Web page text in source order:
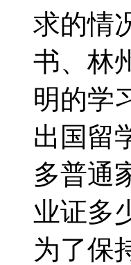
求的情
书、林
明的学
出国留
多普通
业证多
为了保